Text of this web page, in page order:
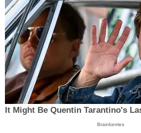
It Might Be Quentin Tarantino's
Brainberries